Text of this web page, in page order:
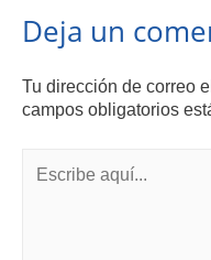
Deja un
Tu dirección de correo
campos obligatorios